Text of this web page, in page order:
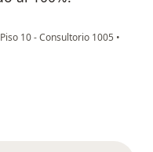
10 - Consultorio 1005 •